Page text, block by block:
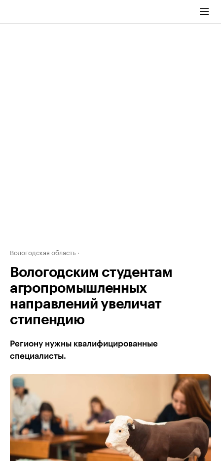
Вологодская область
Вологодским студентам
агропромышленных
направлений увеличат
стипендию
Региону нужны квалифицированные
специалисты.